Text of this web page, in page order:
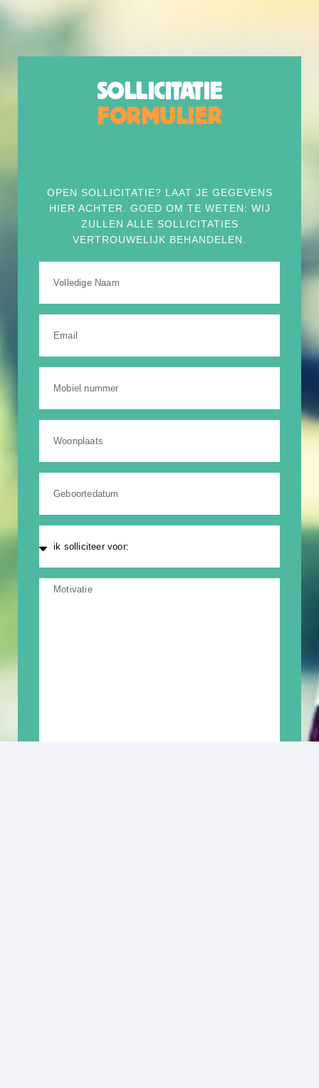
SOLLICITATIE
FORMULIER
OPEN SOLLICITATIE? LAAT JE GEGEVENS
HIER ACHTER. GOED OM TE WETEN: WIJ
ZULLEN ALLE SOLLICITATIES
VERTROUWELIJK BEHANDELEN.